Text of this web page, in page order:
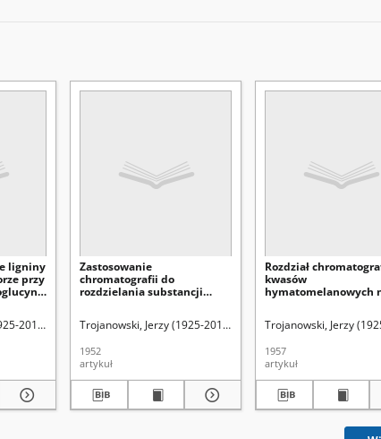
(1923-2001). Red.
Jerzy (1925-2013) Lorkiewicz, Zbigniew (1923-2001). Red.
ligniny
przy
2013).
Leonowicz, Andrzej (1933-2011). Leonowicz, Andrzej (1933-
Zastosowanie
chromatografii do
rozdzielania substancji
Trojanowski, Jerzy (1925-2013)
Dehnel, August (1903-
1952
artykuł
Rozdział
kwasów
hymatomelanowych
Trojanowski, Jerzy
1957
artykuł